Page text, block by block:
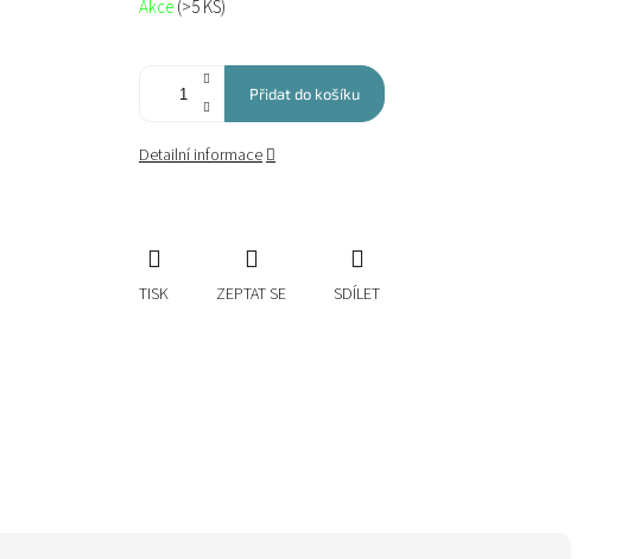
cena:
Akce(>5 KS)
Přidat do košíku
Detailní informace
TISK ZEPTAT SE SDÍLET